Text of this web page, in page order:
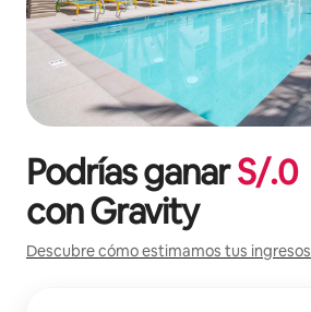
Podrías ganarS/.0
conGravity
Descubre cómo estimamos tus ingresos